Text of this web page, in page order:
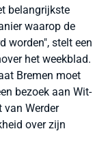
belangrijkste
waarop de
worden", stelt een
het weekblad.
Bremen moet
bezoek aan Wit-
van Werder
over zijn